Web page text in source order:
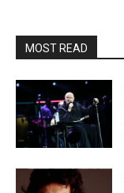
MOST READ